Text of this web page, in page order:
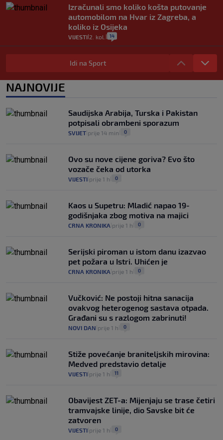
Izračunali smo koliko košta putovanje
automobilom na Hvar iz Zagreba, a
koliko iz Osijeka
VIJESTI 2. kol. 14
"Kći je otišla na more, a zaboravila
zdravstvenu iskaznicu". Kakva su prava
pacijenata izvan mjesta prebivališta?
1
junaci naših priča budu oni koji pomažu,
a ne oni koji su pobijedili nekoga"
VIJESTI 2
Idi na Sport
NAJNOVIJE
Saudijska Arabija, Turska i Pakistan
potpisali obrambeni sporazum
SVIJET prije 14 min 0
Ovo su nove cijene goriva? Evo što
vozače čeka od utorka
VIJESTI prije 1 h 0
Kaos u Supetru: Mladić napao 19-
godišnjaka zbog motiva na majici
CRNA KRONIKA prije 1 h 0
Serijski piroman u istom danu izazvao
pet požara u Istri. Uhićen je
CRNA KRONIKA prije 1 h 0
Vučković: Ne postoji hitna sanacija
ovakvog heterogenog sastava otpada.
Građani su s razlogom zabrinuti!
NOVI DAN prije 1 h 0
Stiže povećanje braniteljskih mirovina:
Medved predstavio detalje
VIJESTI prije 1 h 11
Obavijest ZET-a: Mijenjaju se trase četiri
tramvajske linije, dio Savske bit će
zatvoren
VIJESTI prije 1 h 0